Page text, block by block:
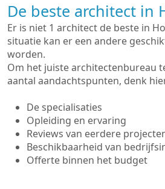
De beste architect in
Er is niet 1 architect de beste in
situatie kan er een andere
worden.
Om het juiste architectenbureau
aantal aandachtspunten, denk
De specialisaties
Opleiding en ervaring
Reviews van eerdere
Beschikbaarheid van
Offerte binnen het budget